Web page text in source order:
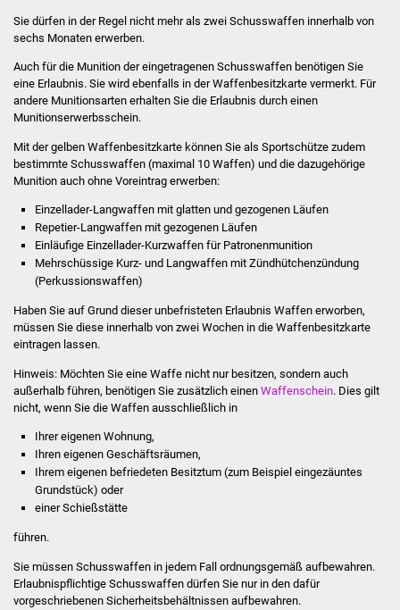
Wahlen
Jubiläumsjahr 2021
Partnerstädte
Projekte
Sanierung Bizethalle
Presse
Dienstleistungen
Sie dürfen in der Regel nicht mehr als zwei Schusswaffen innerhalb von
sechs Monaten erwerben.
Auch für die Munition der eingetragenen Schusswaffen benötigen Sie
eine Erlaubnis. Sie wird ebenfalls in der Waffenbesitzkarte vermerkt. Für
andere Munitionsarten erhalten Sie die Erlaubnis durch einen
Munitionserwerbsschein.
Mit der gelben Waffenbesitzkarte können Sie als Sportschütze zudem
bestimmte Schusswaffen (maximal 10 Waffen) und die dazugehörige
Munition auch ohne Voreintrag erwerben:
Einzellader-Langwaffen mit glatten und gezogenen Läufen
Repetier-Langwaffen mit gezogenen Läufen
Einläufige Einzellader-Kurzwaffen für Patronenmunition
Mehrschüssige Kurz- und Langwaffen mit Zündhütchenzündung
(Perkussionswaffen)
Haben Sie auf Grund dieser unbefristeten Erlaubnis Waffen erworben,
müssen Sie diese innerhalb von zwei Wochen in die Waffenbesitzkarte
eintragen lassen.
Hinweis:Möchten Sie eine Waffe nicht nur besitzen, sondern auch
außerhalb führen, benötigen Sie zusätzlich einen Waffenschein. Dies gilt
nicht, wenn Sie die Waffen ausschließlich in
Ihrer eigenen Wohnung,
Ihren eigenen Geschäftsräumen,
Ihrem eigenen befriedeten Besitztum (zum Beispiel eingezäuntes
Grundstück) oder
einer Schießstätte
führen.
Sie müssen Schusswaffen in jedem Fall ordnungsgemäß aufbewahren.
Erlaubnispflichtige Schusswaffen dürfen Sie nur in den dafür
vorgeschriebenen Sicherheitsbehältnissen aufbewahren.